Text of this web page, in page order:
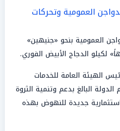
العمومية وتحركات
العمومية بنحو «جنيهين»
الهيئة العامة للخدمات
الدولة البالغ بدعم وتنمية الثروة
جديدة للنهوض بهذه